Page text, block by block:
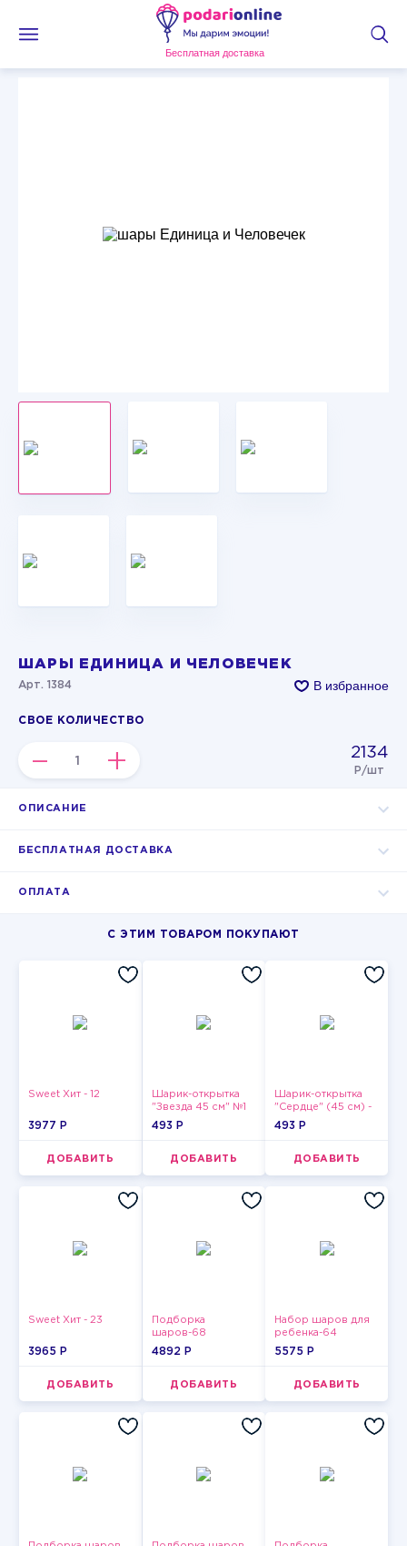
Бесплатная доставка
ШАРЫ ЕДИНИЦА И ЧЕЛОВЕЧЕК
Арт. 1384 В избранное
СВОЕ КОЛИЧЕСТВО
– + 2134
Р/шт
ОПИСАНИЕ
БЕСПЛАТНАЯ ДОСТАВКА
ОПЛАТА
С ЭТИМ ТОВАРОМ ПОКУПАЮТ
Sweet Хит - 12
3977 P
ДОБАВИТЬ
Шарик-открытка
"Звезда 45 см" №1
493 P
ДОБАВИТЬ
Шарик-открытка
"Сердце" (45 см) -
2
493 P
ДОБАВИТЬ
Sweet Хит - 23
3965 P
ДОБАВИТЬ
Подборка
шаров-68
4892 P
ДОБАВИТЬ
Набор шаров для
ребенка-64
5575 P
ДОБАВИТЬ